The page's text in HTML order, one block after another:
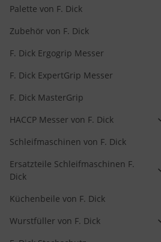
Palette von F. Dick
Zubehör von F. Dick
F. Dick Ergogrip Messer
F. Dick ExpertGrip Messer
F. Dick MasterGrip
HACCP Messer von F. Dick
Schleifmaschinen von F. Dick
Ersatzteile Schleifmaschinen F.
Dick
Küchenbeile von F. Dick
Wurstfüller von F. Dick